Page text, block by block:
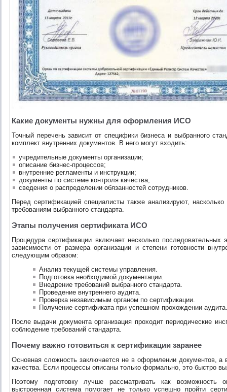
Какие документы нужны для оформления ИСО
Точный перечень зависит от специфики бизнеса и выбранного
комплект внутренних документов. В него могут входить:
учредительные документы организации;
описание бизнес-процессов;
внутренние регламенты и инструкции;
документы по системе контроля качества;
сведения о распределении обязанностей сотрудников.
Перед сертификацией специалисты также анализируют, насколько
требованиям выбранного стандарта.
Этапы получения сертификата ИСО
Процедура сертификации включает несколько последовательных
зависимости от размера организации и степени готовности
следующим образом:
Анализ текущей системы управления.
Подготовка необходимой документации.
Внедрение требований выбранного стандарта.
Проведение внутреннего аудита.
Проверка независимым органом по сертификации.
Получение сертификата при успешном прохождении аудита.
После выдачи документа организация проходит периодические
соблюдение требований стандарта.
Почему важно готовиться к сертификации заранее
Основная сложность заключается не в оформлении документов,
качества. Если процессы описаны только формально, это быстро
Поэтому подготовку лучше рассматривать как возможность
выстроенная система помогает не только успешно пройти